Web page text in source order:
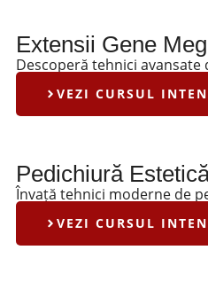
Extensii Gene
Descoperă tehnici
VEZI CURSUL
Pedichiură
Învață tehnici moderne de
VEZI CURSUL